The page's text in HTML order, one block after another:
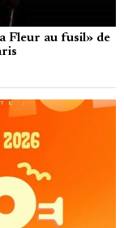
Fleur au fusil» de